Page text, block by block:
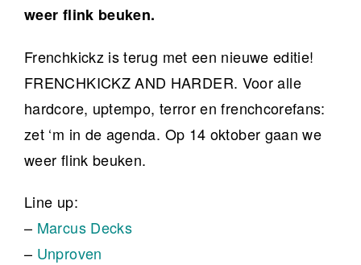
weer flink beuken.
Frenchkickz is terug met een nieuwe editie!
FRENCHKICKZ AND HARDER. Voor alle
hardcore, uptempo, terror en frenchcorefans:
zet ‘m in de agenda. Op 14 oktober gaan we
weer flink beuken.
Line up:
– Marcus Decks
– Unproven